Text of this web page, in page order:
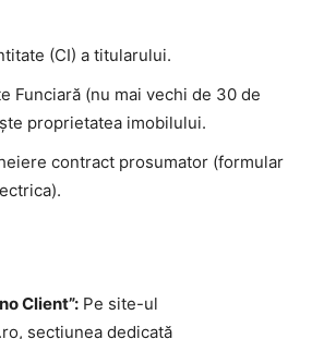
(CI) a titularului.
Funciară (nu mai vechi de 30 de
proprietatea imobilului.
contract prosumator (formular
Client”: Pe site-ul
secțiunea dedicată